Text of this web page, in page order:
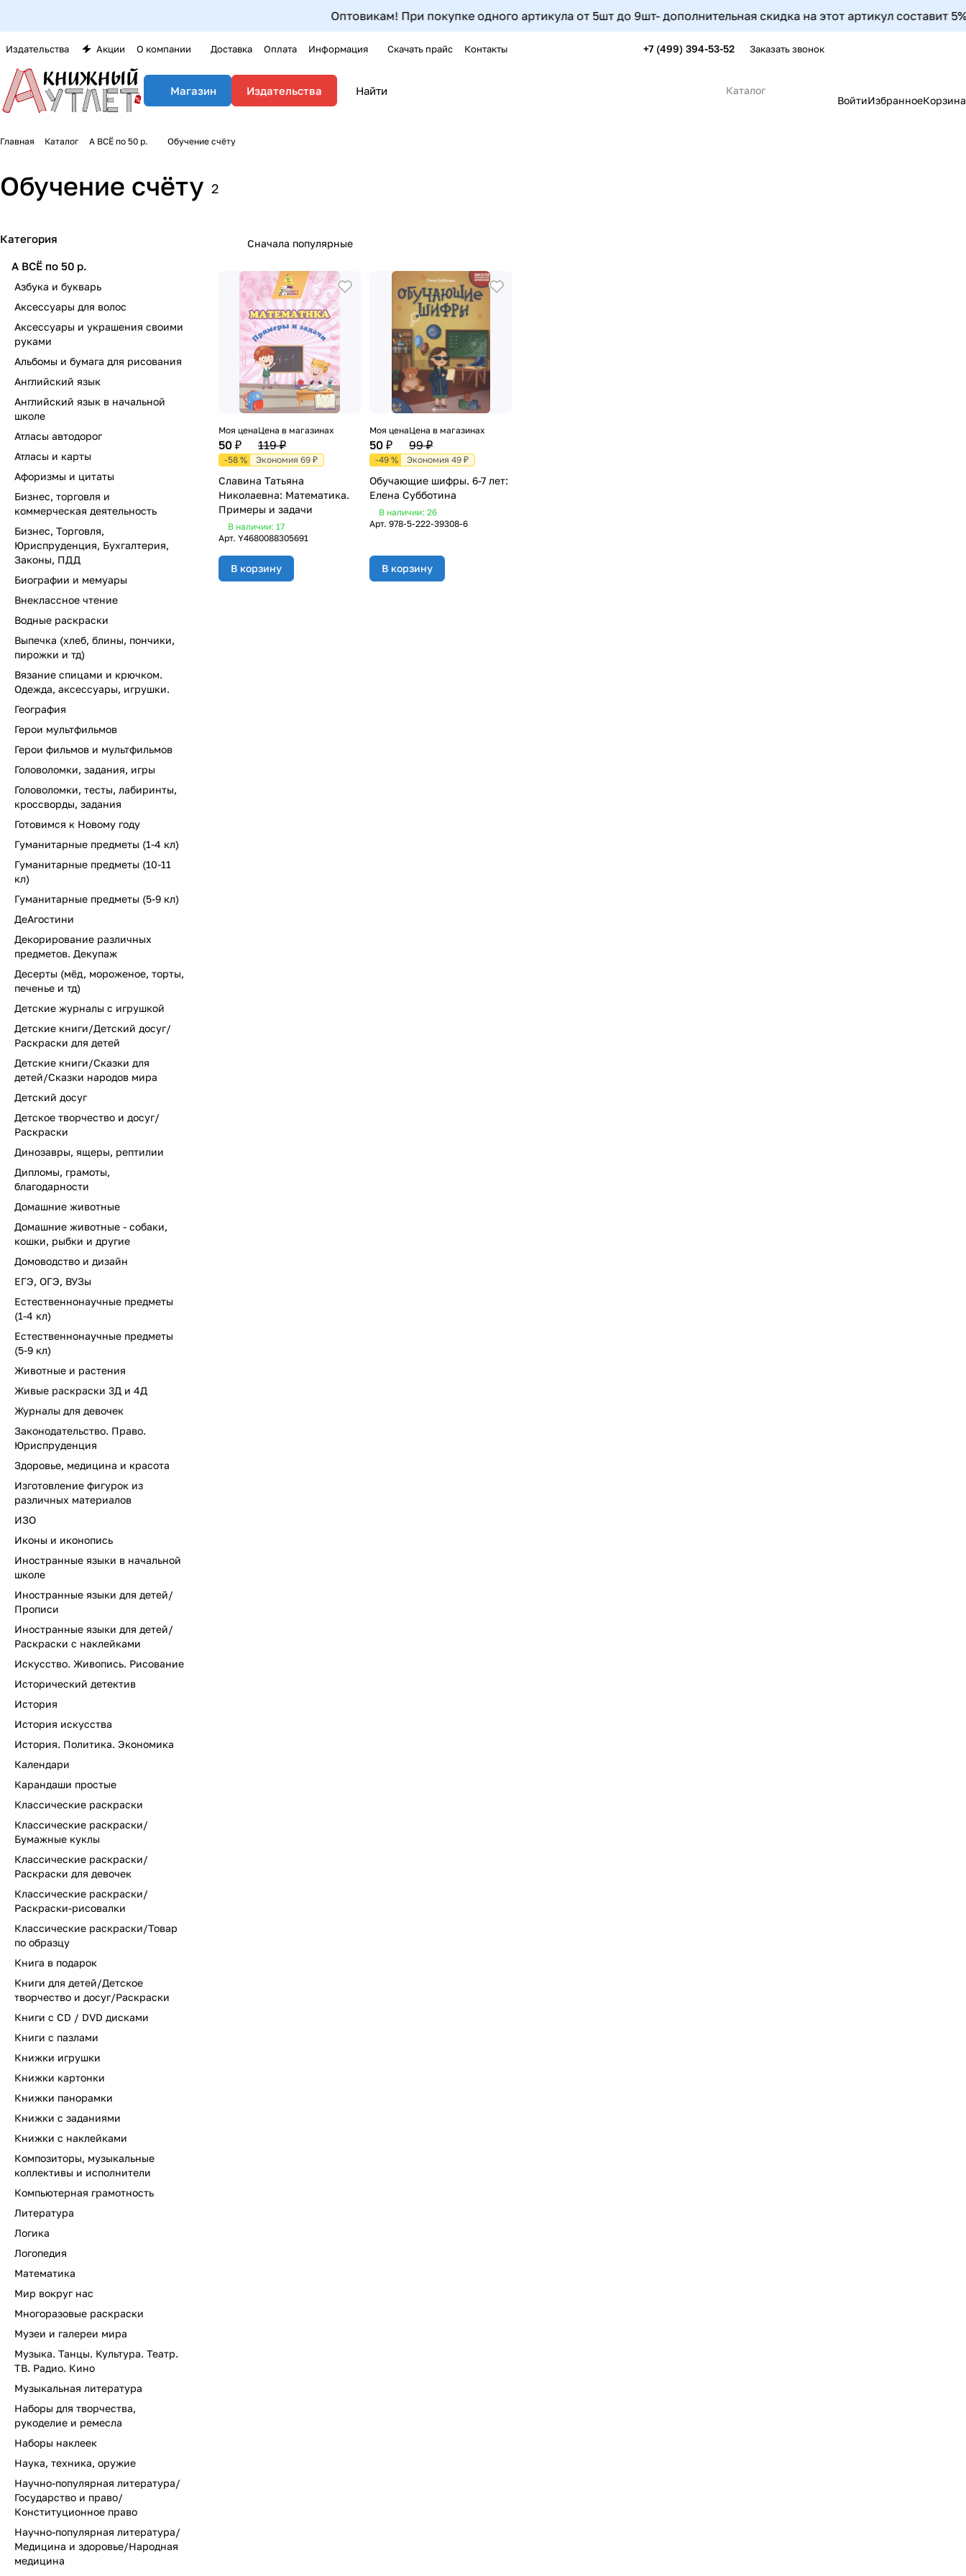
Оптовикам! При покупке одного артикула от 5шт до 9шт- дополнительная скидка на этот артикул составит 5%, от 10шт
Издательства Акции О компании Доставка Оплата Информация Скачать прайс Контакты +7 (499) 394-53-52 Заказать звонок
Магазин Издательства
Каталог
ВойтиИзбранноеКорзина
Главная Каталог А ВСЁ по 50 р. Обучение счёту
Обучение счёту 2
Сначала популярные
Моя цена
50 ₽
Цена в магазинах
119 ₽
-58 % Экономия 69 ₽
Славина Татьяна
Николаевна: Математика.
Примеры и задачи
В наличии: 17
Арт. Y4680088305691
В корзину
Моя цена
50 ₽
Цена в магазинах
99 ₽
-49 % Экономия 49 ₽
Обучающие шифры. 6-7 лет:
Елена Субботина
В наличии: 26
Арт.978-5-222-39308-6
В корзину
Категория
А ВСЁ по 50 р.
Азбука и букварь
Аксессуары для волос
Аксессуары и украшения своими
руками
Альбомы и бумага для рисования
Английский язык
Английский язык в начальной
школе
Атласы автодорог
Атласы и карты
Афоризмы и цитаты
Бизнес, торговля и
коммерческая деятельность
Бизнес, Торговля,
Юриспруденция, Бухгалтерия,
Законы, ПДД
Биографии и мемуары
Внеклассное чтение
Водные раскраски
Выпечка (хлеб, блины, пончики,
пирожки и тд)
Вязание спицами и крючком.
Одежда, аксессуары, игрушки.
География
Герои мультфильмов
Герои фильмов и мультфильмов
Головоломки, задания, игры
Головоломки, тесты, лабиринты,
кроссворды, задания
Готовимся к Новому году
Гуманитарные предметы (1-4 кл)
Гуманитарные предметы (10-11
кл)
Гуманитарные предметы (5-9 кл)
ДеАгостини
Декорирование различных
предметов. Декупаж
Десерты (мёд, мороженое, торты,
печенье и тд)
Детские журналы с игрушкой
Детские книги/Детский досуг/
Раскраски для детей
Детские книги/Сказки для
детей/Сказки народов мира
Детский досуг
Детское творчество и досуг/
Раскраски
Динозавры, ящеры, рептилии
Дипломы, грамоты,
благодарности
Домашние животные
Домашние животные - собаки,
кошки, рыбки и другие
Домоводство и дизайн
ЕГЭ, ОГЭ, ВУЗы
Естественнонаучные предметы
(1-4 кл)
Естественнонаучные предметы
(5-9 кл)
Животные и растения
Живые раскраски 3Д и 4Д
Журналы для девочек
Законодательство. Право.
Юриспруденция
Здоровье, медицина и красота
Изготовление фигурок из
различных материалов
ИЗО
Иконы и иконопись
Иностранные языки в начальной
школе
Иностранные языки для детей/
Прописи
Иностранные языки для детей/
Раскраски с наклейками
Искусство. Живопись. Рисование
Исторический детектив
История
История искусства
История. Политика. Экономика
Календари
Карандаши простые
Классические раскраски
Классические раскраски/
Бумажные куклы
Классические раскраски/
Раскраски для девочек
Классические раскраски/
Раскраски-рисовалки
Классические раскраски/Товар
по образцу
Книга в подарок
Книги для детей/Детское
творчество и досуг/Раскраски
Книги с CD / DVD дисками
Книги с пазлами
Книжки игрушки
Книжки картонки
Книжки панорамки
Книжки с заданиями
Книжки с наклейками
Композиторы, музыкальные
коллективы и исполнители
Компьютерная грамотность
Литература
Логика
Логопедия
Математика
Мир вокруг нас
Многоразовые раскраски
Музеи и галереи мира
Музыка. Танцы. Культура. Театр.
ТВ. Радио. Кино
Музыкальная литература
Наборы для творчества,
рукоделие и ремесла
Наборы наклеек
Наука, техника, оружие
Научно-популярная литература/
Государство и право/
Конституционное право
Научно-популярная литература/
Медицина и здоровье/Народная
медицина